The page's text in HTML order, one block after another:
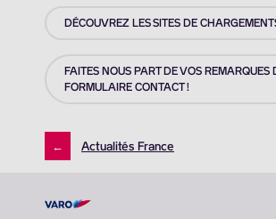
DÉCOUVREZ LES SITES DE
FAITES NOUS PART DE VOS REMARQUES
FORMULAIRE CONTACT !
← Actualités France